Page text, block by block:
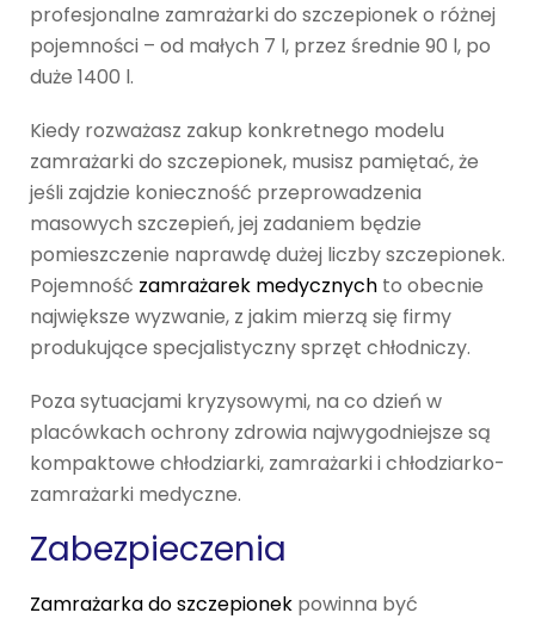
profesjonalne zamrażarki do szczepionek o różnej
pojemności – od małych 7 l, przez średnie 90 l, po
duże 1400 l.
Kiedy rozważasz zakup konkretnego modelu
zamrażarki do szczepionek, musisz pamiętać, że
jeśli zajdzie konieczność przeprowadzenia
masowych szczepień, jej zadaniem będzie
pomieszczenie naprawdę dużej liczby szczepionek.
Pojemność zamrażarek medycznych to obecnie
największe wyzwanie, z jakim mierzą się firmy
produkujące specjalistyczny sprzęt chłodniczy.
Poza sytuacjami kryzysowymi, na co dzień w
placówkach ochrony zdrowia najwygodniejsze są
kompaktowe chłodziarki, zamrażarki i chłodziarko-
zamrażarki medyczne.
Zabezpieczenia
Zamrażarka do szczepionek powinna być